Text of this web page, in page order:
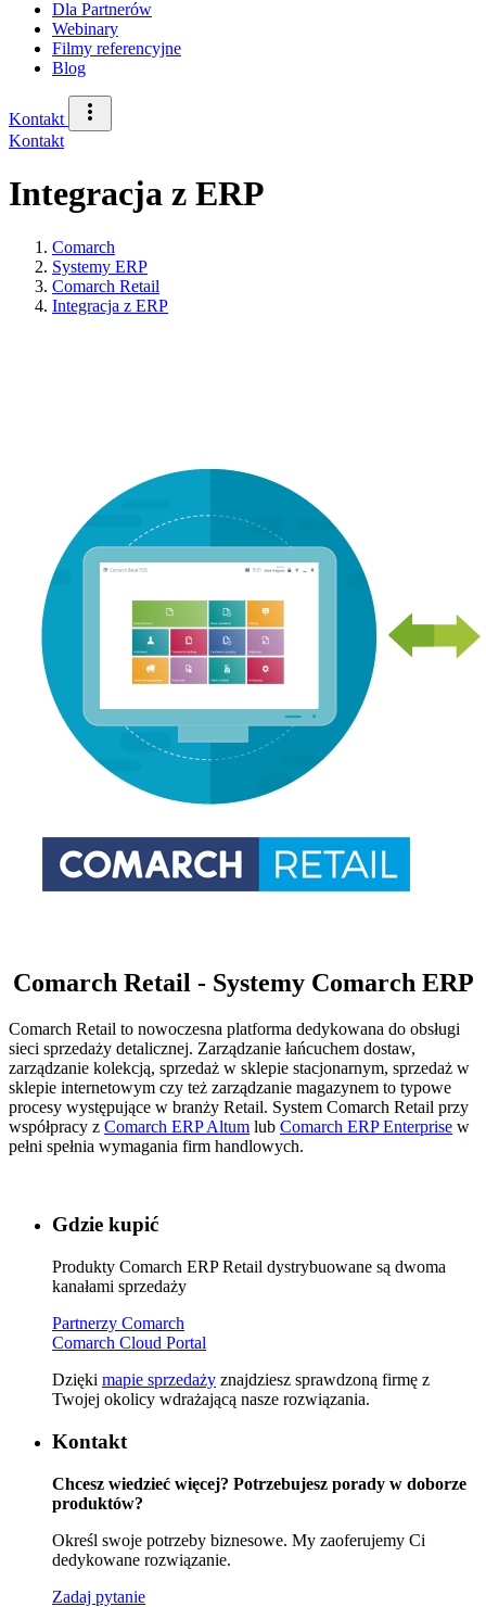
Dla Partnerów
Webinary
Filmy referencyjne
Blog
Kontakt
Kontakt
Integracja z ERP
Comarch
Systemy ERP
Comarch Retail
Integracja z ERP
Comarch Retail - Systemy Comarch ERP
Comarch Retail to nowoczesna platforma dedykowana do obsługi
sieci sprzedaży detalicznej. Zarządzanie łańcuchem dostaw,
zarządzanie kolekcją, sprzedaż w sklepie stacjonarnym, sprzedaż w
sklepie internetowym czy też zarządzanie magazynem to typowe
procesy występujące w branży Retail. System Comarch Retail przy
współpracy z Comarch ERP Altum lub Comarch ERP Enterprise w
pełni spełnia wymagania firm handlowych.
Gdzie kupić
Produkty Comarch ERP Retail dystrybuowane są dwoma
kanałami sprzedaży
Partnerzy Comarch
Comarch Cloud Portal
Dzięki mapie sprzedaży znajdziesz sprawdzoną firmę z
Twojej okolicy wdrażającą nasze rozwiązania.
Kontakt
Chcesz wiedzieć więcej? Potrzebujesz porady w doborze
produktów?
Określ swoje potrzeby biznesowe. My zaoferujemy Ci
dedykowane rozwiązanie.
Zadaj pytanie